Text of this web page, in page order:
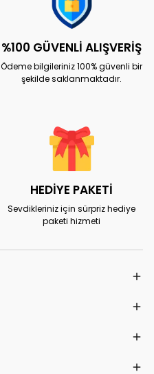
%100 GÜVENLİ ALIŞVERİŞ
Ödeme bilgileriniz 100% güvenli bir
şekilde saklanmaktadır.
HEDİYE PAKETİ
Sevdikleriniz için sürpriz hediye
paketi hizmeti